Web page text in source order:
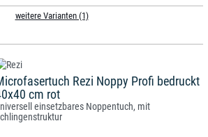
weitere Varianten (1)
Rezi Noppy Profi bedruckt
cm rot
einsetzbares Noppentuch, mit